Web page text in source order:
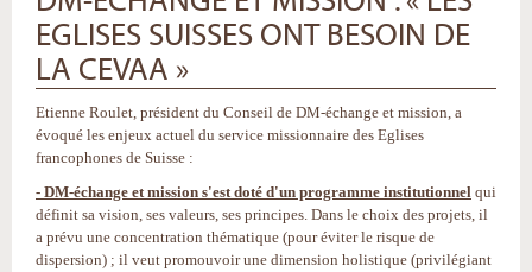
EGLISES SUISSES ONT BESOIN DE
LA CEVAA »
Etienne Roulet, président du Conseil de DM-échange et mission, a
évoqué les enjeux actuel du service missionnaire des Eglises
francophones de Suisse :
- DM-échange et mission s'est doté d'un programme institutionnel qui
définit sa vision, ses valeurs, ses principes. Dans le choix des projets, il
a prévu une concentration thématique (pour éviter le risque de
dispersion) ; il veut promouvoir une dimension holistique (privilégiant